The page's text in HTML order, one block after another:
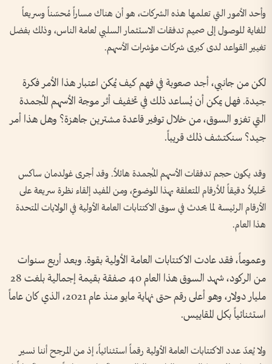
وأحد الأمور التي تعلمها هذه الشركات، هو أن هناك مساراً مُحسّناً وسريعاً
للغاية للوصول إلى صميم تدفقات الاستثمار السلبي لعامة الناس، وذلك بفضل
تغيير القواعد لدى كبرى شركات مؤشرات الأسهم.
لكن من جانبي، أجد صعوبة في فهم كيف يُمكن اعتبار هذا الأمر فكرة
جيدة. فهل يمكن أن يُساعد ذلك في تخفيف أثر موجة الأسهم المُجمدة
التي تغزو السوق، من خلال توفير قاعدة مشترين جاهزة؟ وهل هذا أمر
جيد؟ سنكتشف ذلك قريباً.
وقد يكون حجم تدفقات الأسهم المُجمدة هائلاً. وقد أجرى غولدمان ساكس
تحليلاً دقيقاً للأرقام المتعلقة بهذا الموضوع، ومن المفيد إلقاء نظرة سريعة على
الأرقام الرئيسة لما يحدث في سوق الاكتتابات العامة الأولية في الولايات المتحدة
هذا العام.
وعموماً، فقد عادت الاكتتابات العامة الأولية بقوة. وبعد أربع سنوات
من الركود، شهد السوق هذا العام 40 صفقة بقيمة إجمالية بلغت 28
مليار دولار، وهو أعلى رقم حتى نهاية مايو منذ عام 2021، الذي كان عاماً
استثنائياً بكل المقاييس.
ولا يُعدّ عدد الاكتتابات العامة الأولية رقماً استثنائياً، إذ من المرجح أننا نسير